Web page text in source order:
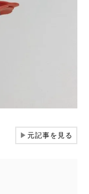
▶元記事を見る